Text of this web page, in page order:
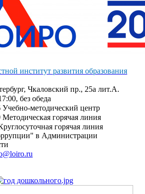
институт развития образования
Чкаловский пр., 25а лит.А.
без обеда
Учебно-методический центр
горячая линия
горячая линия
в Администрации